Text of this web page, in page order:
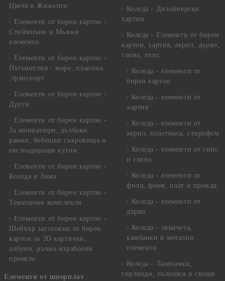
Цветя и Животни
Елементи от бирен картон -
Стиймпънк и Мъжки
елементи
Елементи от бирен картон -
Пътешестия - море, планина
,транспорт
Елементи от бирен картон -
Други
Елементи от бирен картон -
За миниатюри, дълбоки
рамки, бебешки съкровища и
екслоадиращи кутии
Елементи от бирен картон -
Коледа и Зима
Елементи от бирен картон -
Тематични комплекти
Елементи от бирен картон -
Шейкър заготовки от бирен
картон за 3D картички,
албуми, ръчно израбоени
проекти
Елементи от шперплат
Коледа - Дизайнерски
хартии
Коледа - Eлементи от бирен
картон, хартия, акрил, дърво,
глина, гипс
Коледа - елементи от
бирен картон
Коледа - елементи от
хартия
Коледа - елементи от
акрил, пластмаса, стирофом
Коледа - елементи от гипс
и глина
Коледа - елементи от
филц, фоам, плат и прежда
Коледа - елементи от
дърво
Коледа - звънчета,
камбанки и метални
елементи
Коледа - Лампички,
гирлянди, пълнежи и свещи